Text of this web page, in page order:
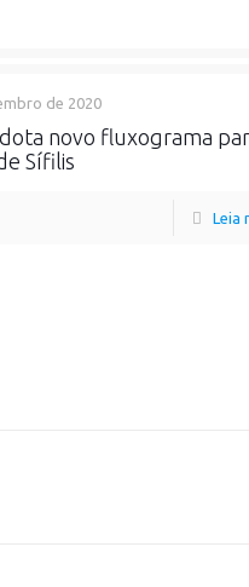
de 2020
novo fluxograma
Sífilis
Leia